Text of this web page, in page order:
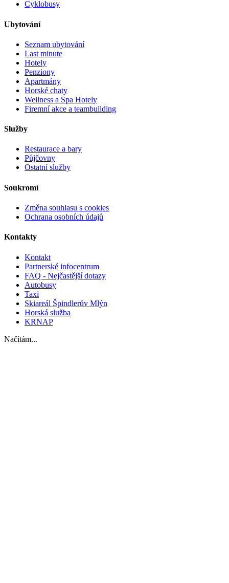
Cyklobusy
Ubytování
Seznam ubytování
Last minute
Hotely
Penziony
Apartmány
Horské chaty
Wellness a Spa Hotely
Firemní akce a teambuilding
Služby
Restaurace a bary
Půjčovny
Ostatní služby
Soukromí
Změna souhlasu s cookies
Ochrana osobních údajů
Kontakty
Kontakt
Partnerské infocentrum
FAQ - Nejčastější dotazy
Autobusy
Taxi
Skiareál Špindlerův Mlýn
Horská služba
KRNAP
Načítám...